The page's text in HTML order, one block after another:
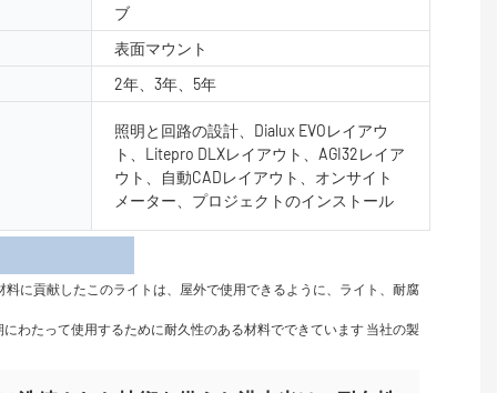
ブ
表面マウント
2年、3年、5年
照明と回路の設計、Dialux EVOレイアウ
ト、Litepro DLXレイアウト、AGI32レイア
ウト、自動CADレイアウト、オンサイト
メーター、プロジェクトのインストール
に貢献したこのライトは、屋外で使用できるように、ライト、耐腐
わたって使用するために耐久性のある材料でできています 当社の製